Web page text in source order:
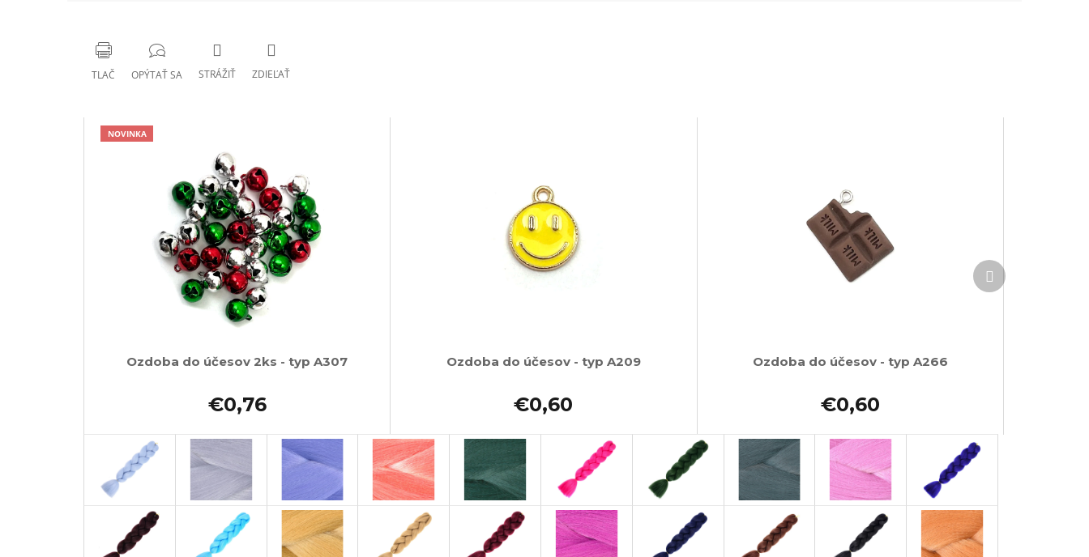
TLAČ OPÝTAŤ SA STRÁŽIŤ ZDIEĽAŤ
NOVINKA
Ozdoba do účesov 2ks - typ A307
€0,76
Ozdoba do účesov - typ A209
€0,60
Ozdoba do účesov - typ A266
€0,60
Ďalší
produkt